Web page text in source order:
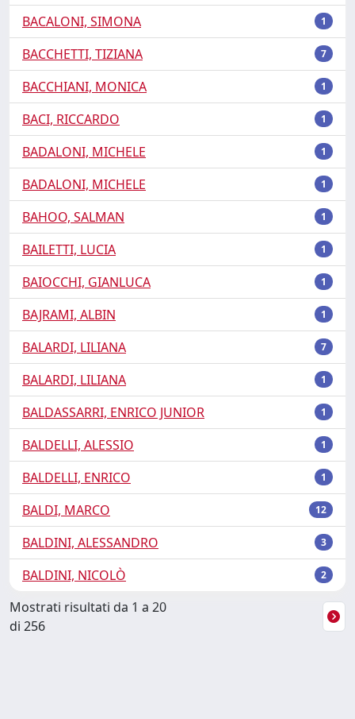
BACALONI, SIMONA 1
BACCHETTI, TIZIANA 7
BACCHIANI, MONICA 1
BACI, RICCARDO 1
BADALONI, MICHELE 1
BADALONI, MICHELE 1
BAHOO, SALMAN 1
BAILETTI, LUCIA 1
BAIOCCHI, GIANLUCA 1
BAJRAMI, ALBIN 1
BALARDI, LILIANA 7
BALARDI, LILIANA 1
BALDASSARRI, ENRICO JUNIOR 1
BALDELLI, ALESSIO 1
BALDELLI, ENRICO 1
BALDI, MARCO 12
BALDINI, ALESSANDRO 3
BALDINI, NICOLÒ 2
Mostrati risultati da 1 a 20
di 256